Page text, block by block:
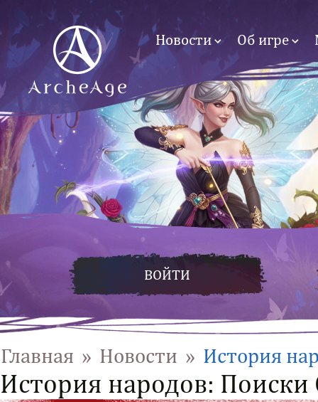
Новости Об игре
ВОЙТИ
Главная » Новости » История
История народов: Поиски